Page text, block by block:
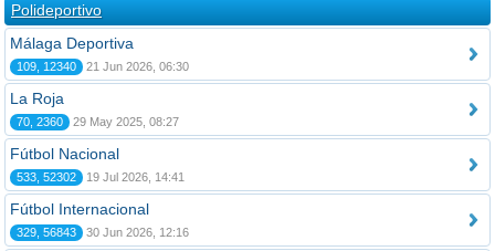
Polideportivo
Málaga Deportiva
109, 12340 21 Jun 2026, 06:30
La Roja
70, 2360 29 May 2025, 08:27
Fútbol Nacional
533, 52302 19 Jul 2026, 14:41
Fútbol Internacional
329, 56843 30 Jun 2026, 12:16